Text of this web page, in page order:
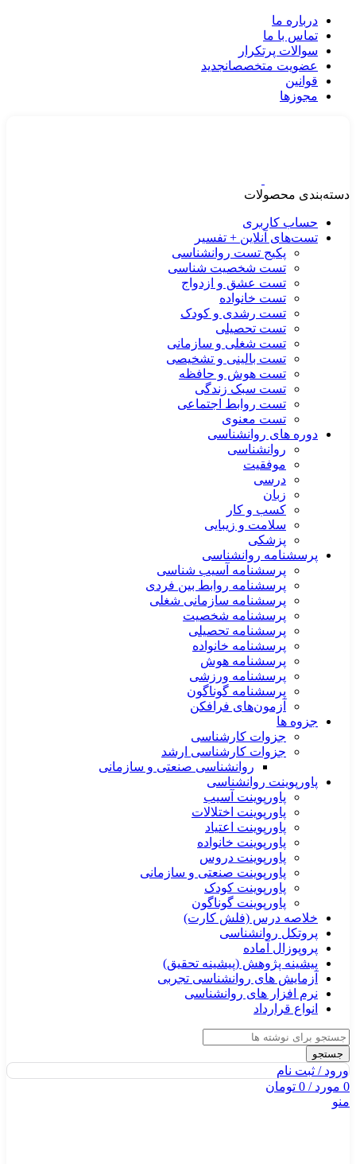
درباره ما
تماس با ما
سوالات پرتکرار
عضویت متخصصانجدید
قوانین
مجوزها
دسته‌بندی محصولات
حساب کاربری
تست‌های آنلاین + تفسیر
پکیج تست روانشناسی
تست شخصیت شناسی
تست عشق و ازدواج
تست خانواده
تست رشدی و کودک
تست تحصیلی
تست شغلی و سازمانی
تست بالینی و تشخیصی
تست هوش و حافظه
تست سبک زندگی
تست روابط اجتماعی
تست معنوی
دوره های روانشناسی
روانشناسی
موفقیت
درسی
زبان
کسب و کار
سلامت و زیبایی
پزشکی
پرسشنامه روانشناسی
پرسشنامه آسیب شناسی
پرسشنامه روابط بین فردی
پرسشنامه سازمانی شغلی
پرسشنامه شخصیت
پرسشنامه تحصیلی
پرسشنامه خانواده
پرسشنامه هوش
پرسشنامه ورزشی
پرسشنامه گوناگون
آزمون‌های فرافکن
جزوه ها
جزوات کارشناسی
جزوات کارشناسی ارشد
روانشناسی صنعتی و سازمانی
پاورپوینت روانشناسی
پاورپوینت آسیب
پاورپوینت اختلالات
پاورپوینت اعتیاد
پاورپوینت خانواده
پاورپوینت دروس
پاورپوینت صنعتی و سازمانی
پاورپوینت کودک
پاورپوینت گوناگون
خلاصه درس (فلش کارت)
پروتکل روانشناسی
پروپوزال آماده
پیشینه پژوهش (پیشینه تحقیق)
آزمایش های روانشناسی تجربی
نرم افزار های روانشناسی
انواع قرارداد
جستجو
ورود / ثبت نام
0 مورد/
0 تومان
منو